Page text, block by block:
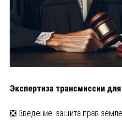
Экспертиза трансмиссии
❎ Введение: защита прав